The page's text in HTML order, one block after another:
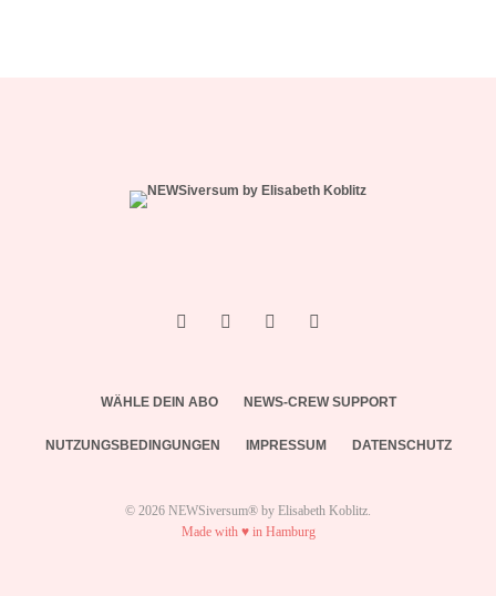
WÄHLE DEIN ABO NEWS-CREW SUPPORT
NUTZUNGSBEDINGUNGEN IMPRESSUM DATENSCHUTZ
© 2026 NEWSiversum® by Elisabeth Koblitz.
Made with ♥ in Hamburg